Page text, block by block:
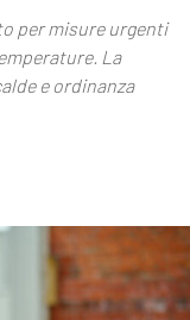
per misure urgenti
La
e ordinanza